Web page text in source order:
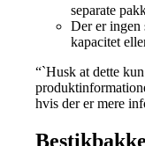
separate
Der er ingen
kapacitet
“`Husk at dette
hvis der er mere